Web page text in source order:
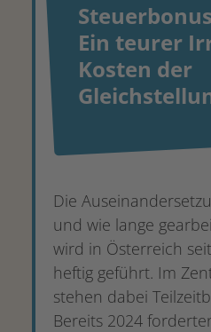
Ein teurer
Kosten der
Die
und wie lange
wird in Österreich
heftig geführt. Im
stehen dabei
Bereits 2024